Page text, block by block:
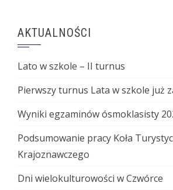
AKTUALNOŚCI
Lato w szkole – II turnus
Pierwszy turnus Lata w szkole już
Wyniki egzaminów ósmoklasisty
Podsumowanie pracy Koła
Krajoznawczego
Dni wielokulturowości w Czwórce